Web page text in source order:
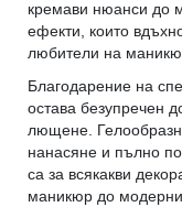
кремави нюанси до
ефекти, които
любители на
Благодарение на
остава безупречен
лющене.
нанасяне и пълно
са за всякакви
маникюр до модерни